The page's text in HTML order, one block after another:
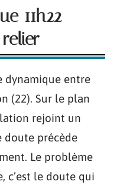
11h22
dynamique entre
(22). Sur le plan
rejoint un
doute précède
Le problème
c’est le doute qui